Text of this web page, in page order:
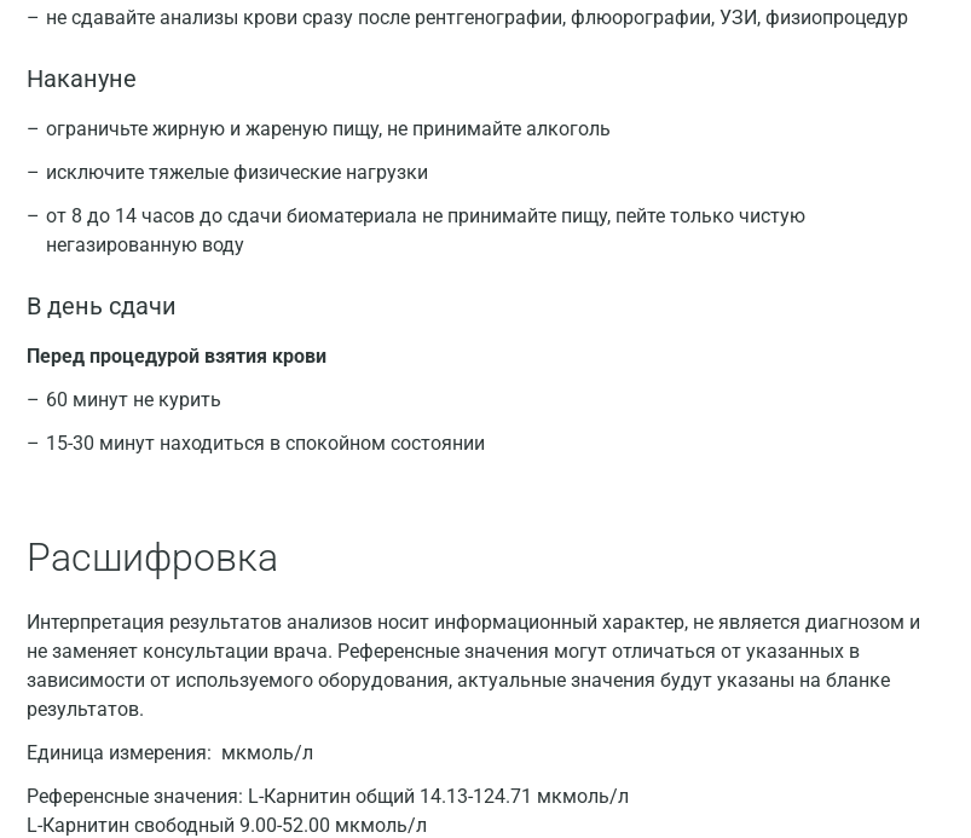
не сдавайте анализы крови сразу после рентгенографии, флюорографии, УЗИ, физиопроцедур
Накануне
ограничьте жирную и жареную пищу, не принимайте алкоголь
исключите тяжелые физические нагрузки
от 8 до 14 часов до сдачи биоматериала не принимайте пищу, пейте только чистую
негазированную воду
В день сдачи
Перед процедурой взятия крови
60 минут не курить
15-30 минут находиться в спокойном состоянии
Расшифровка
Интерпретация результатов анализов носит информационный характер, не является диагнозом и
не заменяет консультации врача. Референсные значения могут отличаться от указанных в
зависимости от используемого оборудования, актуальные значения будут указаны на бланке
результатов.
Единица измерения: мкмоль/л
Референсные значения: L-Карнитин общий 14.13-124.71 мкмоль/л
L-Карнитин свободный 9.00-52.00 мкмоль/л
Москва
Санкт-Петербург
Казань